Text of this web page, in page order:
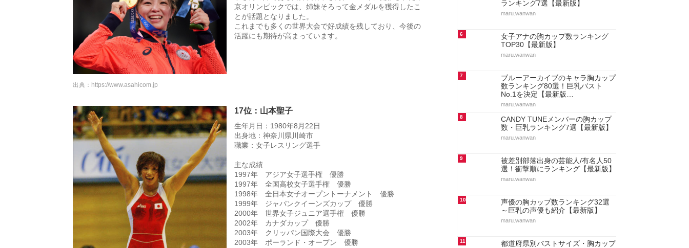
京オリンピックでは、姉妹そろって金メダルを獲得したこ
とが話題となりました。
これまでも多くの世界大会で好成績を残しており、今後の
活躍にも期待が高まっています。
出典： https://www.asahicom.jp
17位：山本聖子
生年月日：1980年8月22日
出身地：神奈川県川崎市
職業：女子レスリング選手
主な成績
1997年 アジア女子選手権 優勝
1997年 全国高校女子選手権 優勝
1998年 全日本女子オープントーナメント 優勝
1999年 ジャパンクイーンズカップ 優勝
2000年 世界女子ジュニア選手権 優勝
2002年 カナダカップ 優勝
2003年 クリッパン国際大会 優勝
2003年 ポーランド・オープン 優勝
ランキング7選【最新版】
maru.wanwan
6
女子アナの胸カップ数ランキング
TOP30【最新版】
maru.wanwan
7
ブルーアーカイブのキャラ胸カップ
数ランキング80選！巨乳バスト
No.1を決定【最新版…
maru.wanwan
8
CANDY TUNEメンバーの胸カップ
数・巨乳ランキング7選【最新版】
maru.wanwan
9
被差別部落出身の芸能人/有名人50
選！衝撃順にランキング【最新版】
maru.wanwan
10
声優の胸カップ数ランキング32選
～巨乳の声優も紹介【最新版】
maru.wanwan
11
都道府県別バストサイズ・胸カップ